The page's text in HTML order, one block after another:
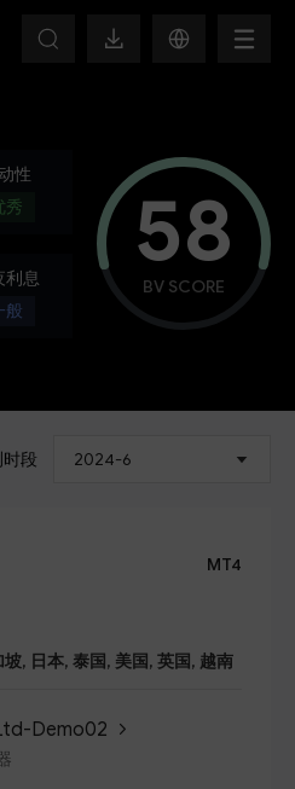
性
秀
利息
般
58
BV SCORE
段 2024-6
MT4
, 日本, 泰国, 美国, 英国, 越南
Demo02